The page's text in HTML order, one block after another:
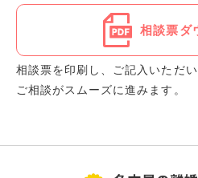
相談票ダ
相談票を印刷し、ご記入いただ
ご相談がスムーズに進みます。